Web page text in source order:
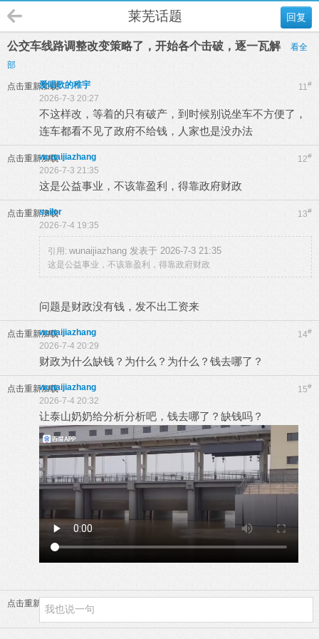
回复
莱芜话题
公交车线路调整改变策略了，开始各个击破，逐一瓦解
看全
部
点击重新加载 11#
爱唱歌的稚宇
2026-7-3 20:27
不这样改，等着的只有破产，到时候别说坐车不方便了，
连车都看不见了政府不给钱，人家也是没办法
点击重新加载 12#
wunaijiazhang
2026-7-3 21:35
这是公益事业，不该靠盈利，得靠政府财政
点击重新加载 13#
sailor
2026-7-4 19:35
引用: wunaijiazhang 发表于 2026-7-3 21:35
这是公益事业，不该靠盈利，得靠政府财政
问题是财政没有钱，发不出工资来
点击重新加载 14#
wunaijiazhang
2026-7-4 20:29
财政为什么缺钱？为什么？为什么？钱去哪了？
点击重新加载 15#
wunaijiazhang
2026-7-4 20:32
让泰山奶奶给分析分析吧，钱去哪了？缺钱吗？
点击重新加载